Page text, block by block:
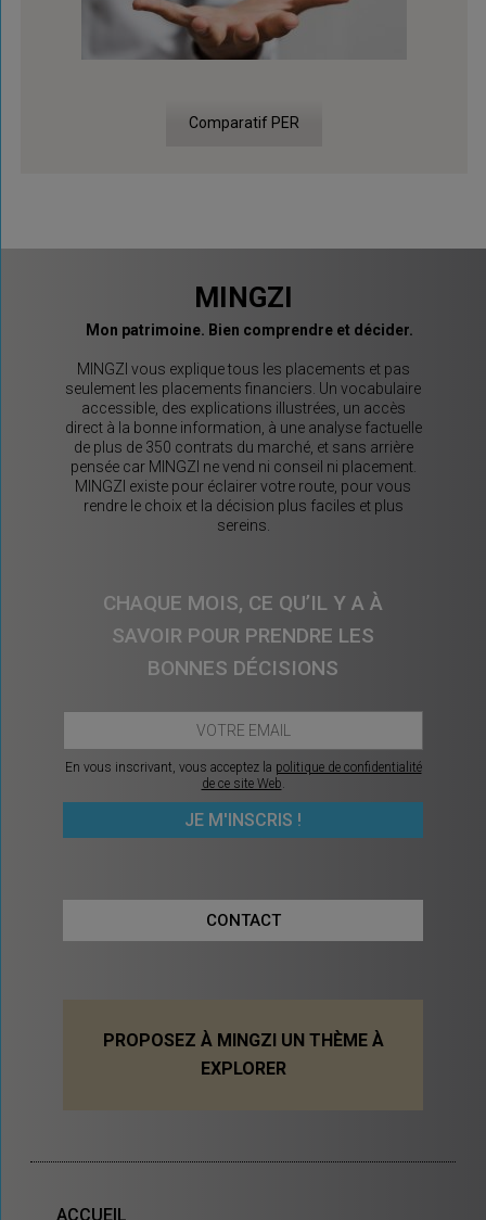
Comparatif PER
MINGZI
Mon patrimoine. Bien comprendre et décider.
MINGZI vous explique tous les placements et pas
seulement les placements financiers. Un vocabulaire
accessible, des explications illustrées, un accès
direct à la bonne information, à une analyse factuelle
de plus de 350 contrats du marché, et sans arrière
pensée car MINGZI ne vend ni conseil ni placement.
MINGZI existe pour éclairer votre route, pour vous
rendre le choix et la décision plus faciles et plus
sereins.
CHAQUE MOIS, CE QU’IL Y A À
SAVOIR POUR PRENDRE LES
BONNES DÉCISIONS
En vous inscrivant, vous acceptez la politique de confidentialité
de ce site Web.
CONTACT
PROPOSEZ À MINGZI UN THÈME À
EXPLORER
ACCUEIL